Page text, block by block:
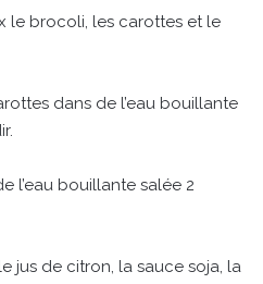
le brocoli, les carottes et le
dans de l’eau bouillante
l’eau bouillante salée 2
jus de citron, la sauce soja, la